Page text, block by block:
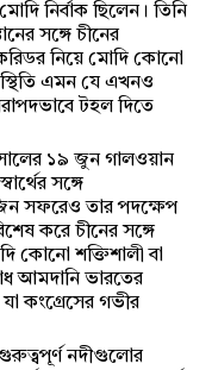
নির্বাক ছিলেন। তিনি
সঙ্গে চীনের
নিয়ে মোদি কোনো
এমন যে এখনও
টহল দিতে
১৯ জুন গালওয়ান
সঙ্গে
সফরেও তার পদক্ষেপ
করে চীনের সঙ্গে
কোনো শক্তিশালী বা
আমদানি ভারতের
কংগ্রেসের গভীর
নদীগুলোর